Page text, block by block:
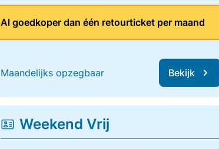
Al goedkoper dan één retourticket per maand
Maandelijks opzegbaar Bekijk
Weekend Vrij